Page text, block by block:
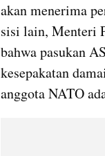
akan menerima
sisi lain, Menteri
bahwa pasukan
kesepakatan
anggota NATO